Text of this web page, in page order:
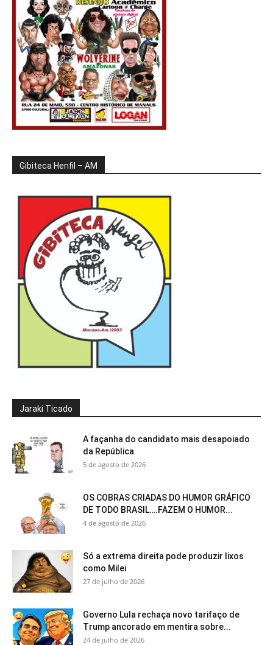
Gibiteca Henfil – AM
Jaraki Ticado
A façanha do candidato mais desapoiado
da República
5 de agosto de 2026
OS COBRAS CRIADAS DO HUMOR GRÁFICO
DE TODO BRASIL….FAZEM O HUMOR...
4 de agosto de 2026
Só a extrema direita pode produzir lixos
como Milei
27 de julho de 2026
Governo Lula rechaça novo tarifaço de
Trump ancorado em mentira sobre...
24 de julho de 2026